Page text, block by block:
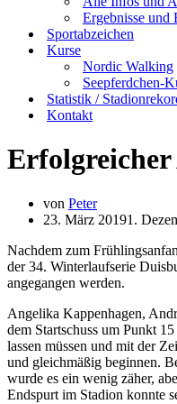
Ergebnisse und
Sportabzeichen
Kurse
Nordic Walking
Seepferdchen-
Statistik /
Kontakt
Erfolgreicher
von Peter
23. März 20191.
Nachdem zum
der 34. Winterlaufserie
angegangen werden.
Angelika Kappenhagen,
dem Startschuss um Punkt
lassen müssen und mit der
und gleichmäßig beginnen.
wurde es ein wenig zäher,
Endspurt im Stadion konnte